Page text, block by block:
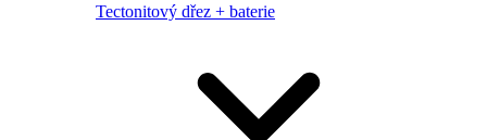
Tectonitový dřez + baterie